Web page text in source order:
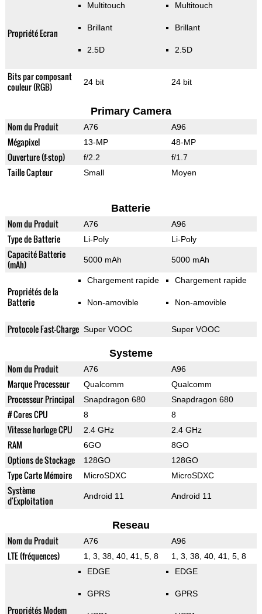
Propriété Ecran
Multitouch
Brillant
2.5D
Multitouch
Brillant
2.5D
Bits par composant
couleur (RGB)
24 bit 24 bit
Primary Camera
Nom du Produit A76 A96
Mégapixel 13-MP 48-MP
Ouverture (f-stop) f/2.2 f/1.7
Taille Capteur Small Moyen
Batterie
Nom du Produit A76 A96
Type de Batterie Li-Poly Li-Poly
Capacité Batterie
(mAh)
5000 mAh 5000 mAh
Propriétés de la
Batterie
Chargement rapide
Non-amovible
Chargement rapide
Non-amovible
Protocole Fast-Charge Super VOOC Super VOOC
Systeme
Nom du Produit A76 A96
Marque Processeur Qualcomm Qualcomm
Processeur Principal Snapdragon 680 Snapdragon 680
# Cores CPU 8 8
Vitesse horloge CPU 2.4 GHz 2.4 GHz
RAM 6GO 8GO
Options de Stockage 128GO 128GO
Type Carte Mémoire MicroSDXC MicroSDXC
Système
d'Exploitation
Android 11 Android 11
Reseau
Nom du Produit A76 A96
LTE (fréquences) 1, 3, 38, 40, 41, 5, 8 1, 3, 38, 40, 41, 5, 8
Propriétés Modem
EDGE
GPRS
EDGE
GPRS